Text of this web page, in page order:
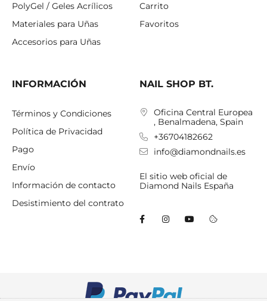
PolyGel / Geles Acrílicos
Materiales para Uñas
Accesorios para Uñas
Carrito
Favoritos
INFORMACIÓN
Términos y Condiciones
Política de Privacidad
Pago
Envío
Información de contacto
Desistimiento del contrato
NAIL SHOP BT.
Oficina Central Europea
, Benalmadena, Spain
+36704182662
info@diamondnails.es
El sitio web oficial de
Diamond Nails España